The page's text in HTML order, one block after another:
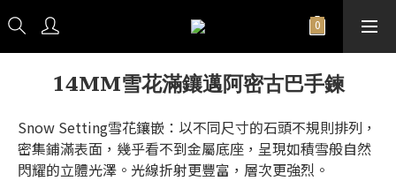
14MM雪花滿鑲邁阿密古巴手鍊
Snow Setting雪花鑲嵌：以不同尺寸的石頭不規則排列，
密集鋪滿表面，幾乎看不到金屬底座，呈現如積雪般自然
閃耀的立體光澤。光線折射更豐富，層次更強烈。